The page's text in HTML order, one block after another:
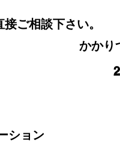
ご相談下さい。
かかり
ション